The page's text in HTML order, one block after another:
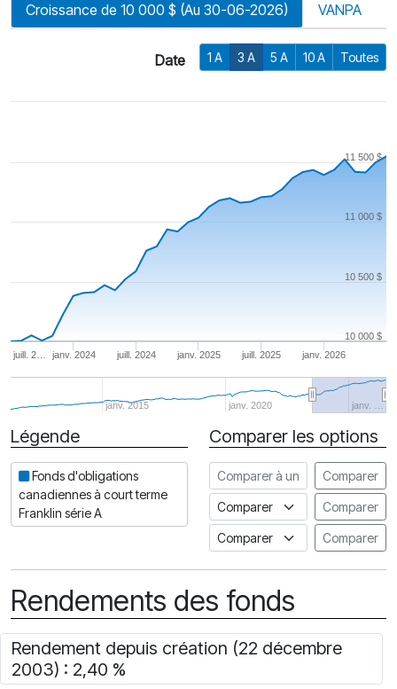
Croissance de 10 000 $ (Au 30-06-2026) VANPA
Date 1 A 3 A 5 A 10 A Toutes
janv. 2026
juill. 2… janv. 2024 juill. 2024 janv. 2025 juill. 2025
janv. 2015 janv. 2020 janv. …
10 000 $
11 000 $
10 500 $
11 500 $
Date
Légende
Fonds d'obligations
canadiennes à court terme
Franklin série A
Comparer les options
Comparer à un autre fonds
Comparer
Comparer à un indiceComparer
Comparer à un Indice de
Comparer
Rendements des fonds
Rendement depuis création (22 décembre
2003) : 2,40 %